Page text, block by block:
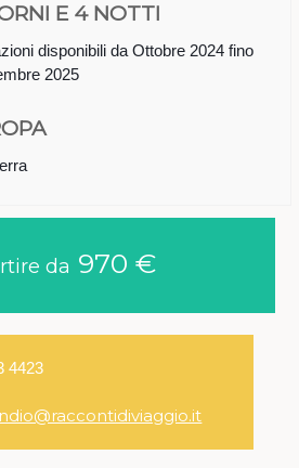
E 4 NOTTI
disponibili da Ottobre 2024 fino
2025
da 970 €
4423